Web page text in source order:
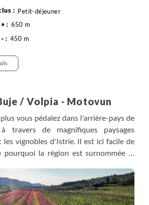
Petit-déjeuner
650 m
450 m
Vélo
/ Volpia - Motovun
vous pédalez dans l'arrière-pays de
travers de magnifiques paysages
les vignobles d'Istrie. Il est ici facile de
pourquoi la région est surnommée la
médiévale de Groznjan, célèbre pour
festivals d'art et de musique, ses
Puis vous descendrez vers Motovun,